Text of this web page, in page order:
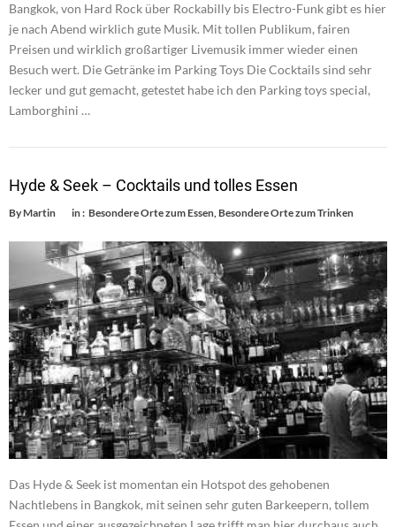
Bangkok, von Hard Rock über Rockabilly bis Electro-Funk gibt es hier
je nach Abend wirklich gute Musik. Mit tollen Publikum, fairen
Preisen und wirklich großartiger Livemusik immer wieder einen
Besuch wert. Die Getränke im Parking Toys Die Cocktails sind sehr
lecker und gut gemacht, getestet habe ich den Parking toys special,
Lamborghini …
Hyde & Seek – Cocktails und tolles Essen
ByMartin in : Besondere Orte zum Essen,Besondere Orte zum Trinken
Das Hyde & Seek ist momentan ein Hotspot des gehobenen
Nachtlebens in Bangkok, mit seinen sehr guten Barkeepern, tollem